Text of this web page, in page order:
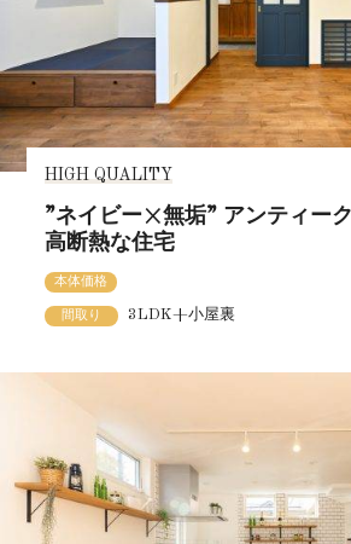
HIGH QUALITY
”ネイビー×無垢” アンティー
高断熱な住宅
本体価格
間取り 3LDK+小屋裏